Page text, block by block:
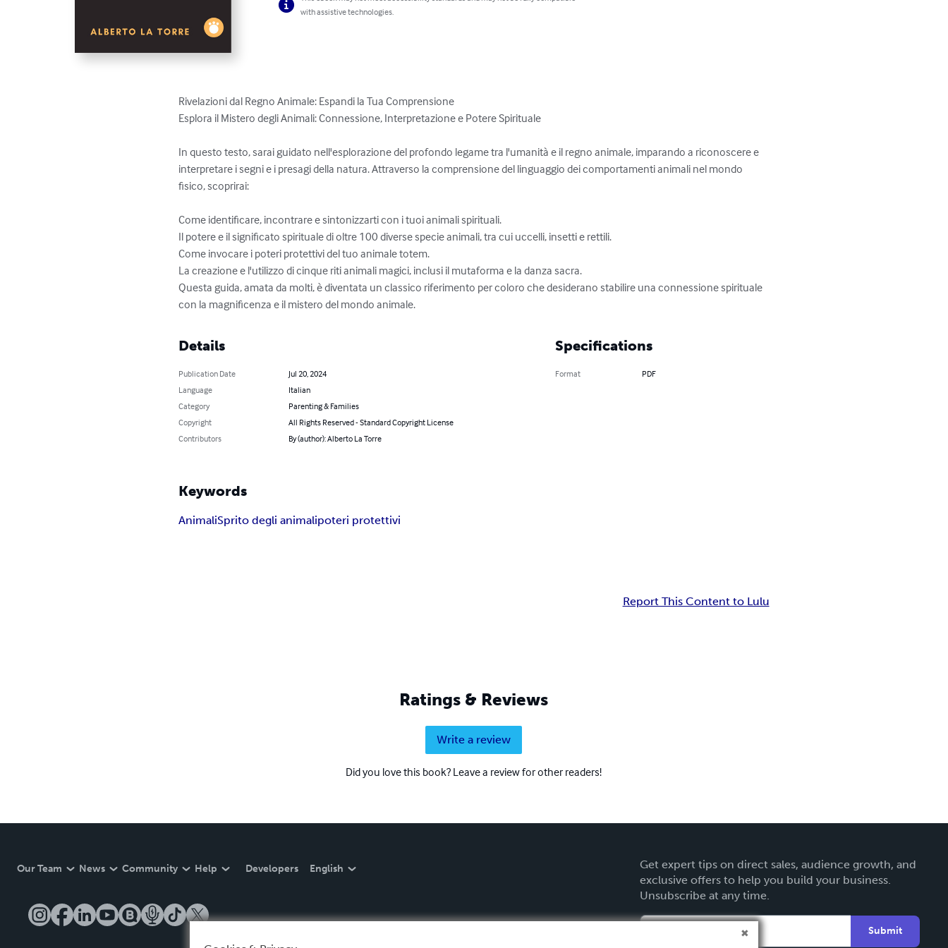
with assistive technologies.
Rivelazioni dal Regno Animale: Espandi la Tua Comprensione
Esplora il Mistero degli Animali: Connessione, Interpretazione e Potere Spirituale
In questo testo, sarai guidato nell'esplorazione del profondo legame tra l'umanità e il regno animale, imparando a riconoscere e
interpretare i segni e i presagi della natura. Attraverso la comprensione del linguaggio dei comportamenti animali nel mondo
fisico, scoprirai:
Come identificare, incontrare e sintonizzarti con i tuoi animali spirituali.
Il potere e il significato spirituale di oltre 100 diverse specie animali, tra cui uccelli, insetti e rettili.
Come invocare i poteri protettivi del tuo animale totem.
La creazione e l'utilizzo di cinque riti animali magici, inclusi il mutaforma e la danza sacra.
Questa guida, amata da molti, è diventata un classico riferimento per coloro che desiderano stabilire una connessione spirituale
con la magnificenza e il mistero del mondo animale.
Details
Publication Date
Jul 20, 2024
Language
Italian
Category
Parenting & Families
Copyright
All Rights Reserved - Standard Copyright License
Contributors
By (author): Alberto La Torre
Specifications
Format PDF
Keywords
AnimaliSprito degli animalipoteri protettivi
Report This Content to Lulu
Ratings & Reviews
Write a review
Did you love this book? Leave a review for other readers!
Our Team News Community Help Developers English
Get expert tips on direct sales, audience growth, and
exclusive offers to help you build your business.
Unsubscribe at any time.
Submit